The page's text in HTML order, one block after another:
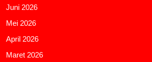
Juni 2026
Mei 2026
April 2026
Maret 2026